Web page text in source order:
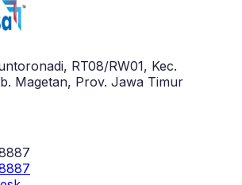
RT08/RW01, Kec.
Magetan, Prov. Jawa Timur